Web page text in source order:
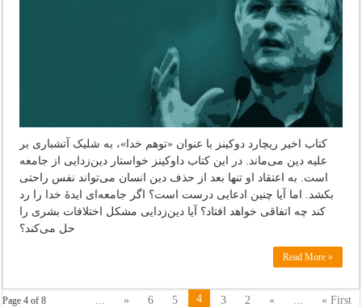
کتاب اخیر ریچارد دوکینز با عنوان «توهم خدا»، به شلیک آتشباری بر
علیه دین می‌ماند. در این کتاب داوکینز خواستار دین‌زدایی از جامعه
است. به اعتقاد او تنها بعد از حذف دین انسان می‌تواند نفس راحتی
بکشد. اما آیا چنین ادعایی درست است؟ اگر جامعه‌ای ایدۀ خدا را رد
کند چه اتفاقی خواهد افتاد؟ آیا دین‌زدایی مشکل اختلافات بشری را
حل می‌کند؟
Read More »
Page 4 of 8 « First
«
2
3
4
5
6
»